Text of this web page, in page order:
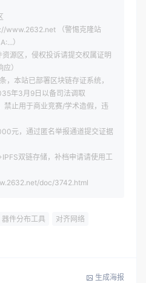
www.2632.net （警惕克隆站
）
源区，侵权投诉请提交权属证明
）
，本站已部署区块链存证系统，
年3月9日以备司法调取
禁止用于商业竞赛/学术造假，违
元，通过匿名举报通道提交证据
双链存储，补档申请请使用工
doc/3742.html
器件分布工具
对齐网络
生成海报